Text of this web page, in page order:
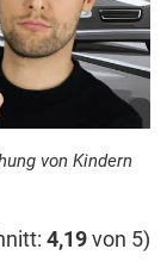
von Kindern
4,19von 5)